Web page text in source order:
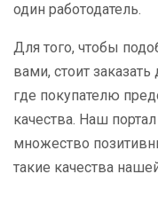
один работодатель.
Для того, чтобы
вами, стоит
где покупателю
качества. Наш
множество
такие качества